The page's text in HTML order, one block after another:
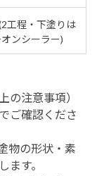
工程・下塗りは
ンシーラー)
の注意事項）
ご確認くださ
物の形状・素
ます。